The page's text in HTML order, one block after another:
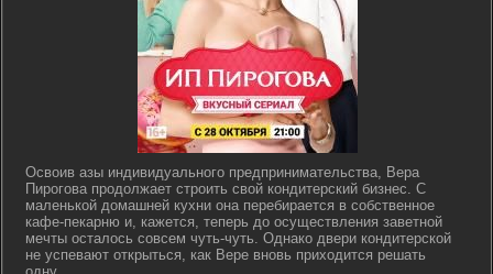
Освоив азы индивидуального предпринимательства, Вера
Пирогова продолжает строить свой кондитерский бизнес. С
маленькой домашней кухни она перебирается в собственное
кафе-пекарню и, кажется, теперь до осуществления заветной
мечты осталось совсем чуть-чуть. Однако двери кондитерской
не успевают открыться, как Вере вновь приходится решать